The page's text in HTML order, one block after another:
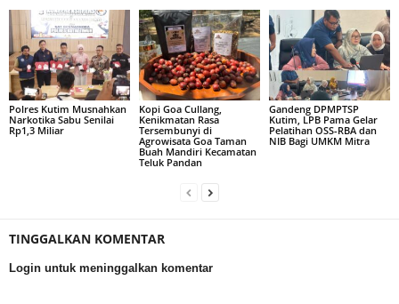
Polres Kutim Musnahkan
Narkotika Sabu Senilai
Rp1,3 Miliar
Kopi Goa Cullang,
Kenikmatan Rasa
Tersembunyi di
Agrowisata Goa Taman
Buah Mandiri Kecamatan
Teluk Pandan
Gandeng DPMPTSP
Kutim, LPB Pama Gelar
Pelatihan OSS-RBA dan
NIB Bagi UMKM Mitra
TINGGALKAN KOMENTAR
Login untuk meninggalkan komentar